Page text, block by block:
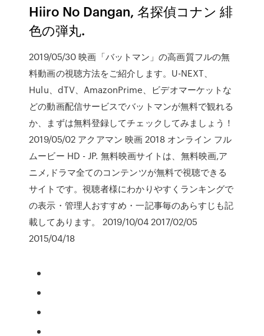
Hiiro No Dangan, 名探偵コナン 緋
色の弾丸.
2019/05/30 映画「バットマン」の高画質フルの無
料動画の視聴方法をご紹介します。U-NEXT、
Hulu、dTV、AmazonPrime、ビデオマーケットな
どの動画配信サービスでバットマンが無料で観れる
か、まずは無料登録してチェックしてみましょう！
2019/05/02 アクアマン 映画 2018 オンライン フル
ムービー HD - JP. 無料映画サイトは、無料映画,ア
ニメ,ドラマ全てのコンテンツが無料で視聴できる
サイトです。視聴者様にわかりやすくランキングで
の表示・管理人おすすめ・一記事毎のあらすじも記
載してあります。 2019/10/04 2017/02/05
2015/04/18